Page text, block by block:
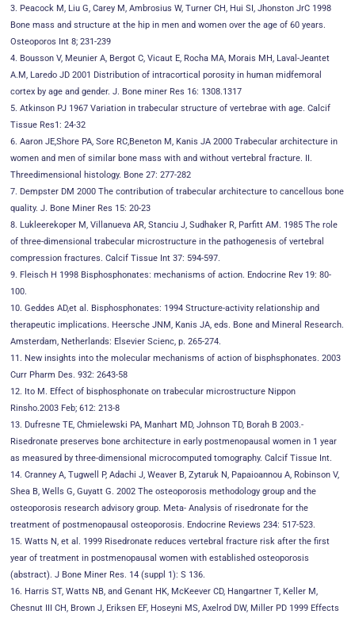
3. Peacock M, Liu G, Carey M, Ambrosius W, Turner CH, Hui SI, Jhonston JrC 1998
Bone mass and structure at the hip in men and women over the age of 60 years.
Osteoporos Int 8; 231-239
4. Bousson V, Meunier A, Bergot C, Vicaut E, Rocha MA, Morais MH, Laval-Jeantet
A.M, Laredo JD 2001 Distribution of intracortical porosity in human midfemoral
cortex by age and gender. J. Bone miner Res 16: 1308.1317
5. Atkinson PJ 1967 Variation in trabecular structure of vertebrae with age. Calcif
Tissue Res1: 24-32
6. Aaron JE,Shore PA, Sore RC,Beneton M, Kanis JA 2000 Trabecular architecture in
women and men of similar bone mass with and without vertebral fracture. II.
Threedimensional histology. Bone 27: 277-282
7. Dempster DM 2000 The contribution of trabecular architecture to cancellous bone
quality. J. Bone Miner Res 15: 20-23
8. Lukleerekoper M, Villanueva AR, Stanciu J, Sudhaker R, Parfitt AM. 1985 The role
of three-dimensional trabecular microstructure in the pathogenesis of vertebral
compression fractures. Calcif Tissue Int 37: 594-597.
9. Fleisch H 1998 Bisphosphonates: mechanisms of action. Endocrine Rev 19: 80-
100.
10. Geddes AD,et al. Bisphosphonates: 1994 Structure-activity relationship and
therapeutic implications. Heersche JNM, Kanis JA, eds. Bone and Mineral Research.
Amsterdam, Netherlands: Elsevier Scienc, p. 265-274.
11. New insights into the molecular mechanisms of action of bisphsphonates. 2003
Curr Pharm Des. 932: 2643-58
12. Ito M. Effect of bisphosphonate on trabecular microstructure Nippon
Rinsho.2003 Feb; 612: 213-8
13. Dufresne TE, Chmielewski PA, Manhart MD, Johnson TD, Borah B 2003.-
Risedronate preserves bone architecture in early postmenopausal women in 1 year
as measured by three-dimensional microcomputed tomography. Calcif Tissue Int.
14. Cranney A, Tugwell P, Adachi J, Weaver B, Zytaruk N, Papaioannou A, Robinson V,
Shea B, Wells G, Guyatt G. 2002 The osteoporosis methodology group and the
osteoporosis research advisory group. Meta- Analysis of risedronate for the
treatment of postmenopausal osteoporosis. Endocrine Reviews 234: 517-523.
15. Watts N, et al. 1999 Risedronate reduces vertebral fracture risk after the first
year of treatment in postmenopausal women with established osteoporosis
(abstract). J Bone Miner Res. 14 (suppl 1): S 136.
16. Harris ST, Watts NB, and Genant HK, McKeever CD, Hangartner T, Keller M,
Chesnut III CH, Brown J, Eriksen EF, Hoseyni MS, Axelrod DW, Miller PD 1999 Effects